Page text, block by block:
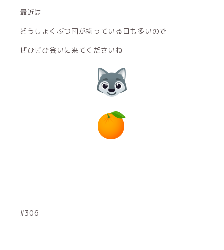
最近は
どうしょくぶつ団が揃っている日も多いので
ぜひぜひ会いに来てくださいね
#306